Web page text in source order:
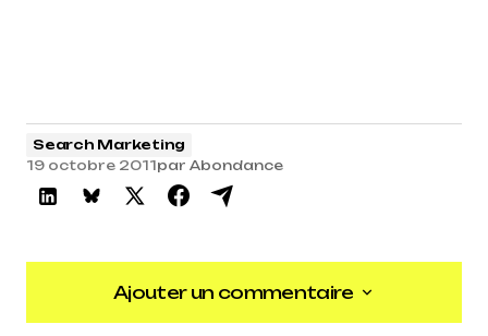
Search Marketing
19 octobre 2011par Abondance
Ajouter un commentaire
Ajouter un commentaire